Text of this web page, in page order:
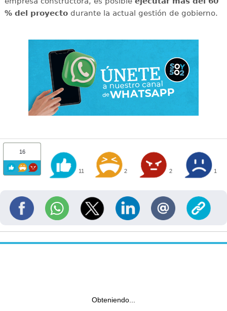
% del proyectodurante la actual gestión de gobierno.
16
11 2 2 1
Obteniendo...